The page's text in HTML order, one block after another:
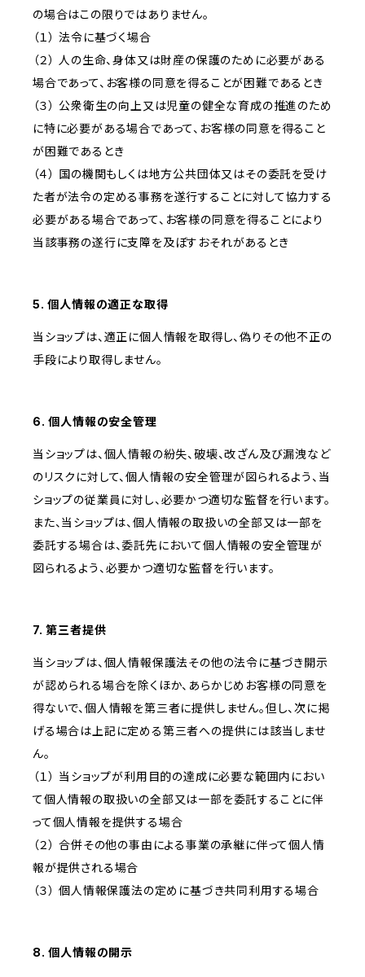
の場合はこの限りではありません。
（１） 法令に基づく場合
（２） 人の生命、身体又は財産の保護のために必要がある
場合であって、お客様の同意を得ることが困難であるとき
（３） 公衆衛生の向上又は児童の健全な育成の推進のため
に特に必要がある場合であって、お客様の同意を得ること
が困難であるとき
（４） 国の機関もしくは地方公共団体又はその委託を受け
た者が法令の定める事務を遂行することに対して協力する
必要がある場合であって、お客様の同意を得ることにより
当該事務の遂行に支障を及ぼすおそれがあるとき
5. 個人情報の適正な取得
当ショップは、適正に個人情報を取得し、偽りその他不正の
手段により取得しません。
6. 個人情報の安全管理
当ショップは、個人情報の紛失、破壊、改ざん及び漏洩など
のリスクに対して、個人情報の安全管理が図られるよう、当
ショップの従業員に対し、必要かつ適切な監督を行います。
また、当ショップは、個人情報の取扱いの全部又は一部を
委託する場合は、委託先において個人情報の安全管理が
図られるよう、必要かつ適切な監督を行います。
7. 第三者提供
当ショップは、個人情報保護法その他の法令に基づき開示
が認められる場合を除くほか、あらかじめお客様の同意を
得ないで、個人情報を第三者に提供しません。但し、次に掲
げる場合は上記に定める第三者への提供には該当しませ
ん。
（１） 当ショップが利用目的の達成に必要な範囲内におい
て個人情報の取扱いの全部又は一部を委託することに伴
って個人情報を提供する場合
（２） 合併その他の事由による事業の承継に伴って個人情
報が提供される場合
（３） 個人情報保護法の定めに基づき共同利用する場合
8. 個人情報の開示